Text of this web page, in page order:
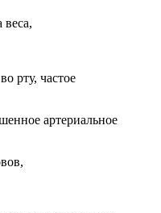
веса,
рту, частое
артериальное